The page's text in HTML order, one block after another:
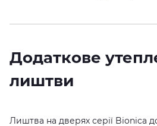
Додаткове
лиштви
Лиштва на дверях серії Bionica